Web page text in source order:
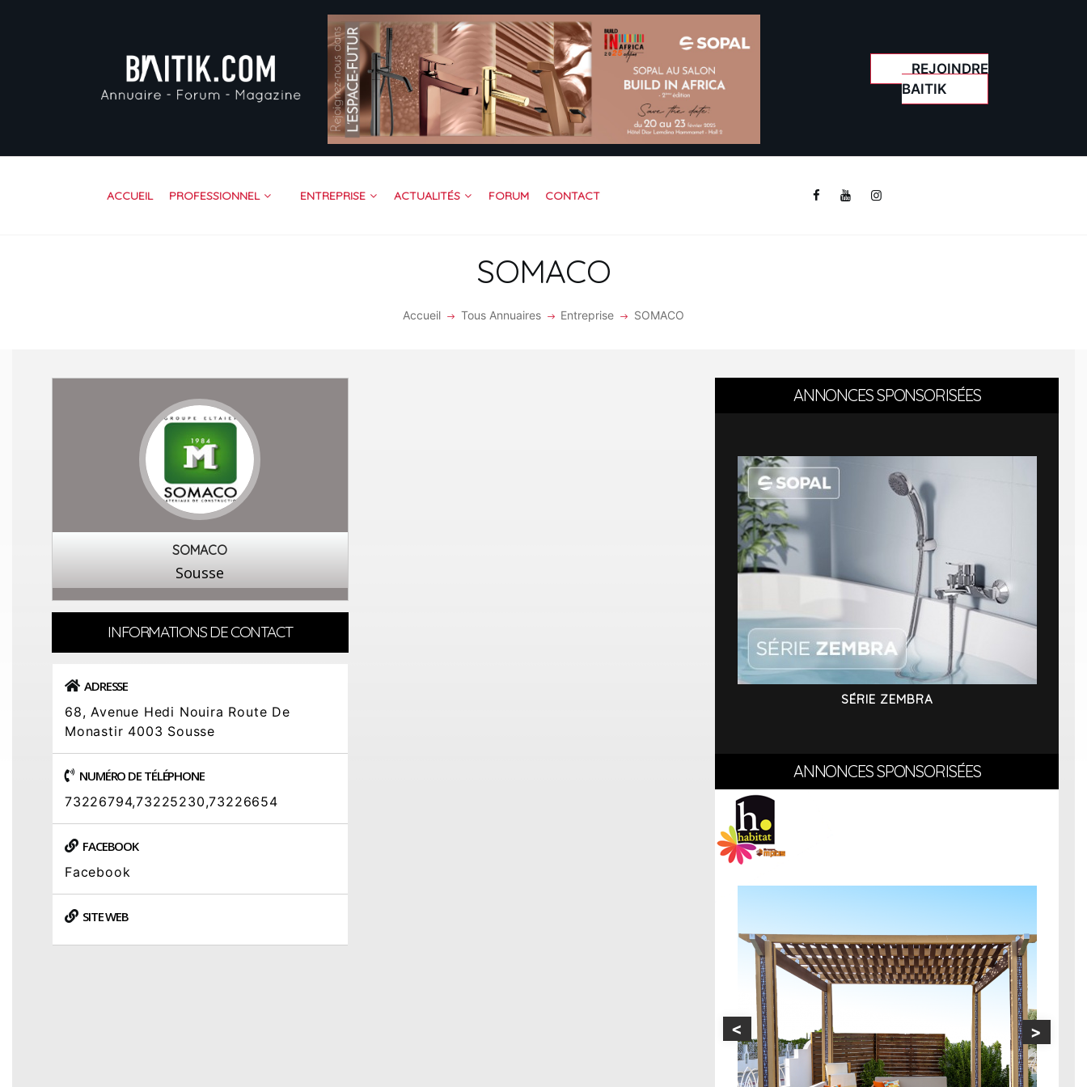
REJOINDRE
BAITIK
ACCUEIL PROFESSIONNEL ENTREPRISE ACTUALITÉS FORUM CONTACT
SOMACO
Accueil Tous Annuaires Entreprise SOMACO
ACCUEIL
PROFESSIONNEL
ENTREPRISE
VIDÉOS
FORUM
REJOINDRE BAITIK
SOMACO
Sousse
INFORMATIONS DE CONTACT
ADRESSE
68, Avenue Hedi Nouira Route De
Monastir 4003 Sousse
NUMÉRO DE TÉLÉPHONE
73226794,73225230,73226654
FACEBOOK
Facebook
SITE WEB
ANNONCES SPONSORISÉES
SÉRIE ZEMBRA
ANNONCES SPONSORISÉES